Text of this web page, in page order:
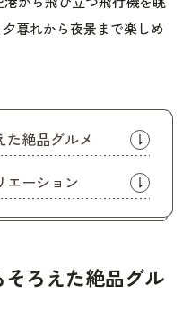
暮れから夜景まで楽しめ
た絶品グルメ
エーション
ろえた絶品グル